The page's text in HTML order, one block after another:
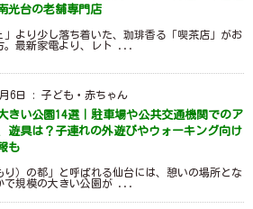
光台の老舗専門店
」より少し落ち着いた、珈琲香る「喫茶店」がお
。最新家電より、レト ...
6日 : 子ども・赤ちゃん
きい公園14選｜駐車場や公共交通機関でのア
遊具は？子連れの外遊びやウォーキング向け
も
り）の都」と呼ばれる仙台には、憩いの場所とな
で規模の大きい公園が ...